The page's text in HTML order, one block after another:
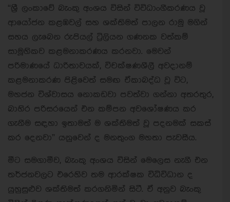
“ශ්‍රී ලංකාවේ බැංකු අංශය විසින් විවිධාංගීකරණය වූ
ආයෝජන කළඹවල් සහ ශක්තිමත් පාලන රාමු මගින්
සහය ලැබෙන රුපියල් ට්‍රිලියන ගණනක වත්කම්
සාමූහිකව කළමනාකරණය කරනවා. මෙවන්
පරිමාණයේ ධාරිතාවයක්, විචක්ෂණශීලී අවදානම්
කළමනාකරණ පිළිවෙත් සමඟ ඒකාබද්ධ වූ විට,
මහජන විශ්වාසය නොකඩවා පවත්වා ගන්නා අතරතුර,
බාහිර පරිසරයෙන් එන කම්පන අවශෝෂණය කර
ගැනීම සඳහා ඉතාමත් ම ශක්තිමත් වූ පදනමක් සකස්
කර දෙනවා” යනුවෙන් ද මනතුංග මහතා පැවසීය.
මීට සමගාමීව, බැංකු අංශය විසින් මෙලෙස නැගී එන
තර්ජනවලට එරෙහිව තම ආරක්ෂක විධිවිධාන ද
යුහුසුළුව ශක්තිමත් කරගනිමින් සිටී. ඒ අනුව බැංකු